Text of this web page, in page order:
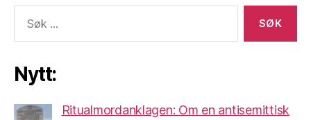
etter:
Nytt:
Ritualmordanklagen: Om en antisemittisk